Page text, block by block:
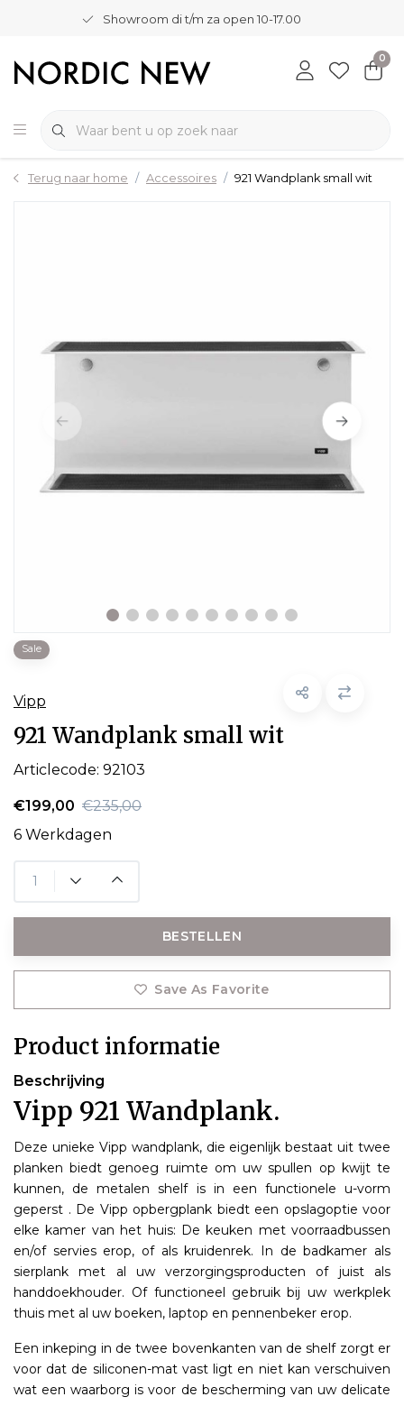
Showroom di t/m za open 10-17.00
0
Terug naar home Accessoires 921 Wandplank small wit
Sale
Vipp
921 Wandplank small wit
Articlecode: 92103
€199,00 €235,00
6 Werkdagen
BESTELLEN
Save As Favorite
Product informatie
Beschrijving
Vipp 921 Wandplank.
Deze unieke Vipp wandplank, die eigenlijk bestaat uit twee
planken biedt genoeg ruimte om uw spullen op kwijt te
kunnen, de metalen shelf is in een functionele u-vorm
geperst . De Vipp opbergplank biedt een opslagoptie voor
elke kamer van het huis: De keuken met voorraadbussen
en/of servies erop, of als kruidenrek. In de badkamer als
sierplank met al uw verzorgingsproducten of juist als
handdoekhouder. Of functioneel gebruik bij uw werkplek
thuis met al uw boeken, laptop en pennenbeker erop.
Een inkeping in de twee bovenkanten van de shelf zorgt er
voor dat de siliconen-mat vast ligt en niet kan verschuiven
wat een waarborg is voor de bescherming van uw delicate